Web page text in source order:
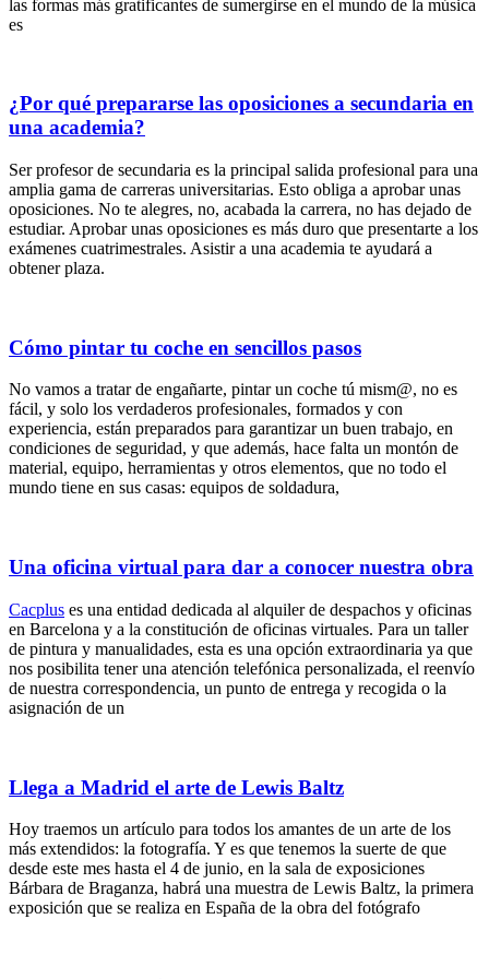
las formas más gratificantes de sumergirse en el mundo de la música
es
¿Por qué prepararse las oposiciones a secundaria en
una academia?
Ser profesor de secundaria es la principal salida profesional para una
amplia gama de carreras universitarias. Esto obliga a aprobar unas
oposiciones. No te alegres, no, acabada la carrera, no has dejado de
estudiar. Aprobar unas oposiciones es más duro que presentarte a los
exámenes cuatrimestrales. Asistir a una academia te ayudará a
obtener plaza.
Cómo pintar tu coche en sencillos pasos
No vamos a tratar de engañarte, pintar un coche tú mism@, no es
fácil, y solo los verdaderos profesionales, formados y con
experiencia, están preparados para garantizar un buen trabajo, en
condiciones de seguridad, y que además, hace falta un montón de
material, equipo, herramientas y otros elementos, que no todo el
mundo tiene en sus casas: equipos de soldadura,
Una oficina virtual para dar a conocer nuestra obra
Cacplus es una entidad dedicada al alquiler de despachos y oficinas
en Barcelona y a la constitución de oficinas virtuales. Para un taller
de pintura y manualidades, esta es una opción extraordinaria ya que
nos posibilita tener una atención telefónica personalizada, el reenvío
de nuestra correspondencia, un punto de entrega y recogida o la
asignación de un
Llega a Madrid el arte de Lewis Baltz
Hoy traemos un artículo para todos los amantes de un arte de los
más extendidos: la fotografía. Y es que tenemos la suerte de que
desde este mes hasta el 4 de junio, en la sala de exposiciones
Bárbara de Braganza, habrá una muestra de Lewis Baltz, la primera
exposición que se realiza en España de la obra del fotógrafo